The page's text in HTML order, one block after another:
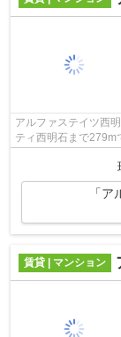
アルファステイツ西
ティ西明石まで279m
「
賃貸 | マンション